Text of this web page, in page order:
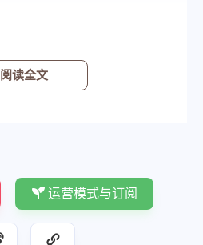
阅读全文
运营模式与订阅